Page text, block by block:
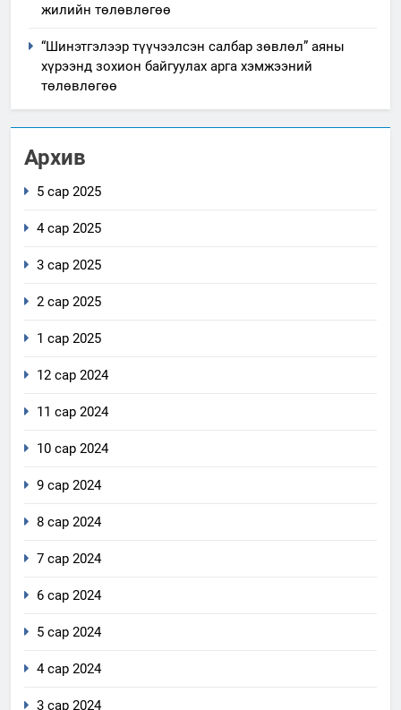
жилийн төлөвлөгөө
“Шинэтгэлээр түүчээлсэн салбар зөвлөл” аяны
хүрээнд зохион байгуулах арга хэмжээний
төлөвлөгөө
Архив
5 сар 2025
4 сар 2025
3 сар 2025
2 сар 2025
1 сар 2025
12 сар 2024
11 сар 2024
10 сар 2024
9 сар 2024
8 сар 2024
7 сар 2024
6 сар 2024
5 сар 2024
4 сар 2024
3 сар 2024